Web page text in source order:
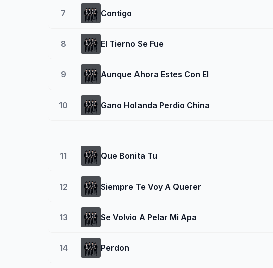
7 Contigo
8 El Tierno Se Fue
9 Aunque Ahora Estes Con El
10 Gano Holanda Perdio China
11 Que Bonita Tu
12 Siempre Te Voy A Querer
13 Se Volvio A Pelar Mi Apa
14 Perdon